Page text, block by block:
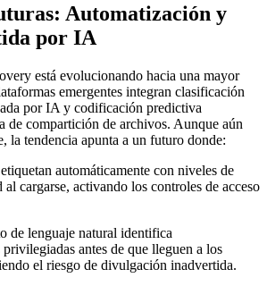
Automatización y
por IA
está evolucionando hacia una mayor
emergentes integran clasificación
por IA y codificación predictiva
de compartición de archivos. Aunque aún
la tendencia apunta a un futuro donde:
automáticamente con niveles de
cargarse, activando los controles de acceso
de lenguaje natural identifica
antes de que lleguen a los
el riesgo de divulgación inadvertida.